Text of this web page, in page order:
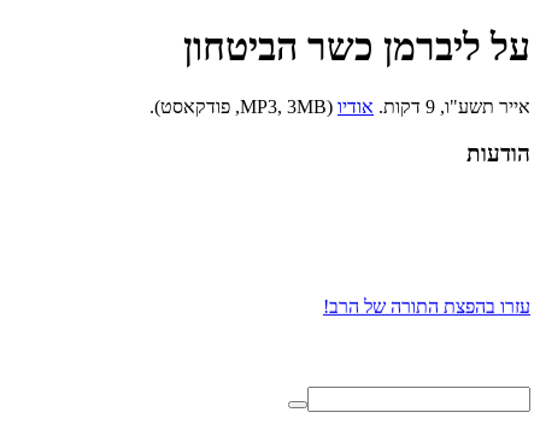
על ליברמן כשר הביטחון
אייר תשע"ו, 9 דקות. אודיו (MP3, 3MB, פודקאסט).
הודעות
עזרו בהפצת התורה של הרב!